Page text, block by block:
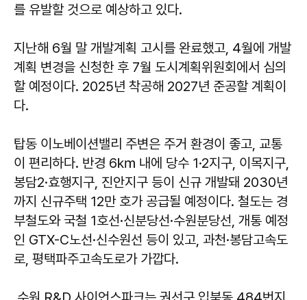
를 유발할 것으로 예상하고 있다.
지난해 6월 말 개발계획 고시를 완료했고, 4월에 개발
계획 변경을 신청한 후 7월 도시계획위원회에서 심의
할 예정이다. 2025년 착공해 2027년 준공할 계획이
다.
탑동 이노베이션밸리 주변은 주거 환경이 좋고, 교통
이 편리하다. 반경 6㎞ 내에 당수 1·2지구, 이목지구,
봉담2·효행지구, 진안지구 등이 신규 개발돼 2030년
까지 신규주택 12만 호가 공급될 예정이다. 철도는 경
부철도와 국철 1호선·신분당선·수원분당선, 개통 예정
인 GTX-C노선·신수원선 등이 있고, 과천·봉담고속도
로, 평택파주고속도로가 가깝다.